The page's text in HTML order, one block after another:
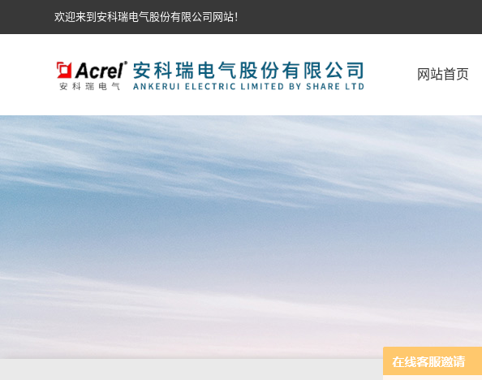
欢迎来到安科瑞电气股份有限公司网站！
网站首页